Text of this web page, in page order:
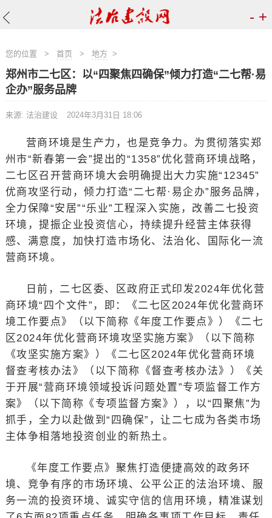
- +
您的位置 > 首页 > 地方 >
郑州市二七区：以“四聚焦四确保”倾力打造“二七帮·易
企办”服务品牌
来源: 法治建设 2024年3月31日 18:06
营商环境是生产力，也是竞争力。为贯彻落实郑
州市“新春第一会”提出的“1358”优化营商环境战略，
二七区召开营商环境大会明确提出大力实施“12345”
优商攻坚行动，倾力打造“二七帮·易企办”服务品牌，
全力保障“安居”“乐业”工程深入实施，改善二七投资
环境，提振企业投资信心，持续提升经营主体获得
感、满意度，加快打造市场化、法治化、国际化一流
营商环境。
日前，二七区委、区政府正式印发2024年优化营
商环境“四个文件”，即：《二七区2024年优化营商环
境工作要点》（以下简称《年度工作要点》）《二七
区2024年优化营商环境攻坚实施方案》（以下简称
《攻坚实施方案》）《二七区2024年优化营商环境
督查考核办法》（以下简称《督查考核办法》）《关
于开展“营商环境领域投诉问题处置”专项监督工作方
案》（以下简称《专项监督方案》），以“四聚焦”为
抓手，全力以赴做到“四确保”，让二七成为各类市场
主体争相落地投资创业的新热土。
《年度工作要点》聚焦打造便捷高效的政务环
境、竞争有序的市场环境、公平公正的法治环境、服
务一流的投资环境、诚实守信的信用环境，精准谋划